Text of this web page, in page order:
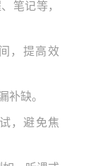
笔记等，
，提高效
补缺。
，避免焦